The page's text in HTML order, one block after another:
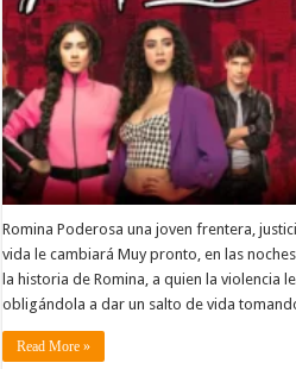
Romina Poderosa una joven frentera,
vida le cambiará Muy pronto, en las
la historia de Romina, a quien la violencia
obligándola a dar un salto de vida
Read More »